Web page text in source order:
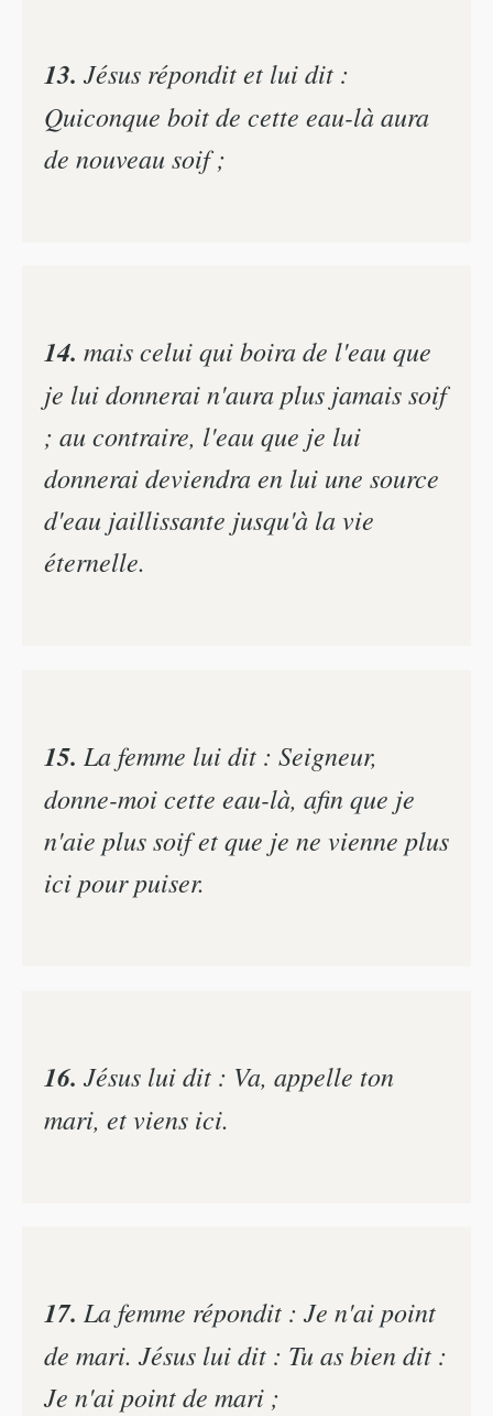
13. Jésus répondit et lui dit :
Quiconque boit de cette eau-là aura
de nouveau soif ;
14. mais celui qui boira de l'eau que
je lui donnerai n'aura plus jamais soif
; au contraire, l'eau que je lui
donnerai deviendra en lui une source
d'eau jaillissante jusqu'à la vie
éternelle.
15. La femme lui dit : Seigneur,
donne-moi cette eau-là, afin que je
n'aie plus soif et que je ne vienne plus
ici pour puiser.
16. Jésus lui dit : Va, appelle ton
mari, et viens ici.
17. La femme répondit : Je n'ai point
de mari. Jésus lui dit : Tu as bien dit :
Je n'ai point de mari ;